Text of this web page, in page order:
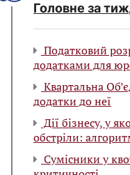
Головне за
Податковий
додатками для
Квартальна
додатки до неї
Дії бізнесу, у
обстріли:
Сумісники у